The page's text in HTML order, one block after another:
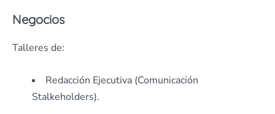
Negocios
Talleres de:
Redacción Ejecutiva (Comunicación
Stalkeholders).